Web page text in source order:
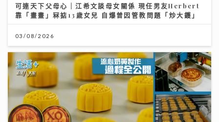
可連天下父母心｜江希文談母女關係 現任男友Herbert
靠「畫畫」冧掂13歲女兒 自爆曾因管教問題「炒大鑊」
03/08/2026